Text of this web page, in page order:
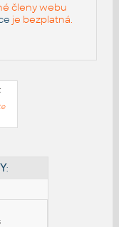
členy webu
je bezplatná.